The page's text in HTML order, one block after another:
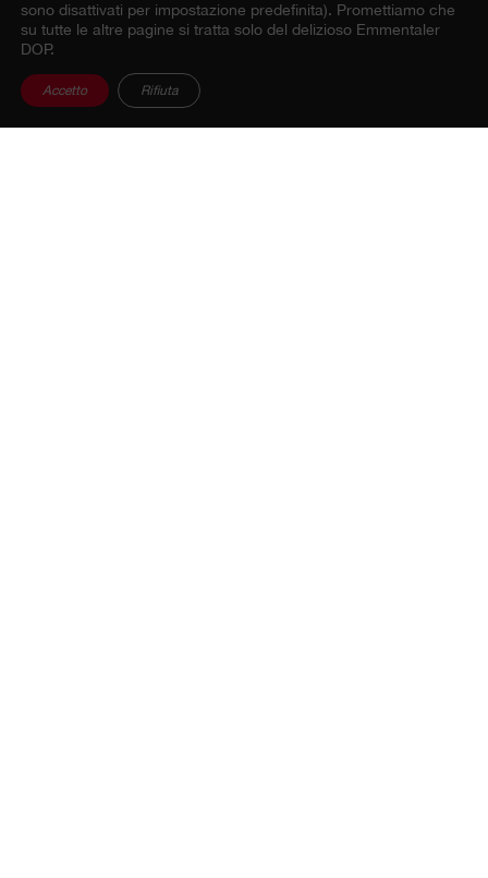
sono disattivati per impostazione predefinita). Promettiamo che
su tutte le altre pagine si tratta solo del delizioso Emmentaler
DOP.
Accetto Rifiuta